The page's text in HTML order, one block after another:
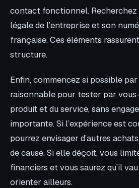
contact fonctionnel. Recherchez
légale de l’entreprise et son
française. Ces éléments
structure.
Enfin, commencez si possible
raisonnable pour tester par
produit et du service, sans
importante. Si l’expérience est
pourrez envisager d’autres
de cause. Si elle déçoit, vous
financiers et vous saurez qu’il
orienter ailleurs.